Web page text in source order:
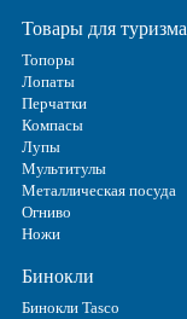
Товары для туризма
Топоры
Лопаты
Перчатки
Компасы
Лупы
Мультитулы
Металлическая посуда
Огниво
Ножи
Бинокли
Бинокли Tasco